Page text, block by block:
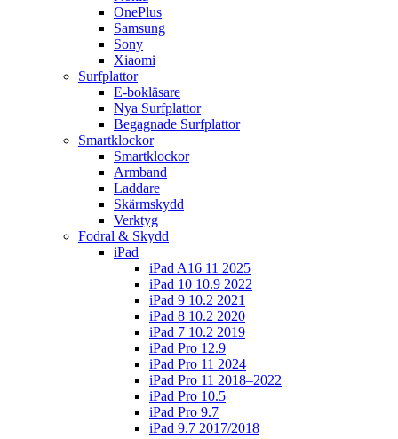
OnePlus
Samsung
Sony
Xiaomi
Surfplattor
E-bokläsare
Nya Surfplattor
Begagnade Surfplattor
Smartklockor
Smartklockor
Armband
Laddare
Skärmskydd
Verktyg
Fodral & Skydd
iPad
iPad A16 11 2025
iPad 10 10.9 2022
iPad 9 10.2 2021
iPad 8 10.2 2020
iPad 7 10.2 2019
iPad Pro 12.9
iPad Pro 11 2024
iPad Pro 11 2018–2022
iPad Pro 10.5
iPad Pro 9.7
iPad 9.7 2017/2018